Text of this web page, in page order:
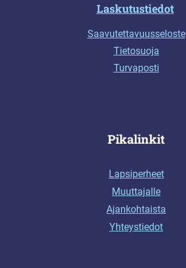
Laskutustiedot
Saavutettavuusseloste
Tietosuoja
Turvaposti
Pikalinkit
Lapsiperheet
Muuttajalle
Ajankohtaista
Yhteystiedot